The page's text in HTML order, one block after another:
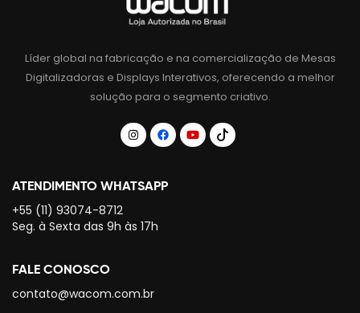
Líder global na fabricação e na comercialização de Mesas
Digitalizadoras e Displays Interativos, oferecendo a melhor
solução para o segmento criativo.
ATENDIMENTO WHATSAPP
+55 (11) 93074-8712
Seg. à Sexta das 9h às 17h
FALE CONOSCO
contato@wacom.com.br